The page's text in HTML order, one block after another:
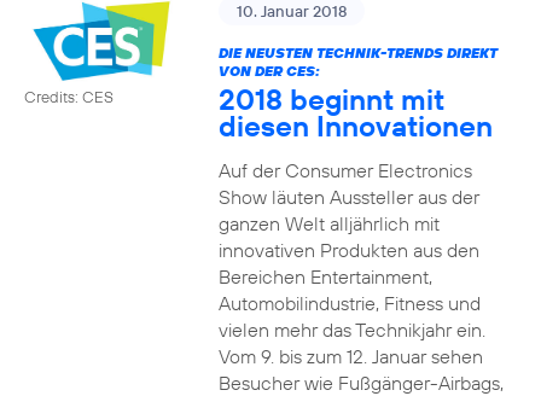
Credits: CES
10. Januar 2018
DIE NEUSTEN TECHNIK-TRENDS DIREKT
VON DER CES:
2018 beginnt mit
diesen Innovationen
Auf der Consumer Electronics
Show läuten Aussteller aus der
ganzen Welt alljährlich mit
innovativen Produkten aus den
Bereichen Entertainment,
Automobilindustrie, Fitness und
vielen mehr das Technikjahr ein.
Vom 9. bis zum 12. Januar sehen
Besucher wie Fußgänger-Airbags,